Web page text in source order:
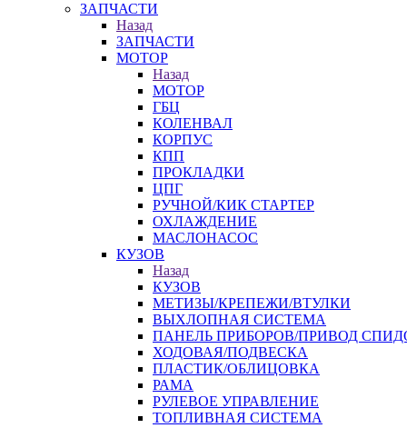
ЗАПЧАСТИ
Назад
ЗАПЧАСТИ
МОТОР
Назад
МОТОР
ГБЦ
КОЛЕНВАЛ
КОРПУС
КПП
ПРОКЛАДКИ
ЦПГ
РУЧНОЙ/КИК СТАРТЕР
ОХЛАЖДЕНИЕ
МАСЛОНАСОС
КУЗОВ
Назад
КУЗОВ
МЕТИЗЫ/КРЕПЕЖИ/ВТУЛКИ
ВЫХЛОПНАЯ СИСТЕМА
ПАНЕЛЬ ПРИБОРОВ/ПРИВОД
ХОДОВАЯ/ПОДВЕСКА
ПЛАСТИК/ОБЛИЦОВКА
РАМА
РУЛЕВОЕ УПРАВЛЕНИЕ
ТОПЛИВНАЯ СИСТЕМА